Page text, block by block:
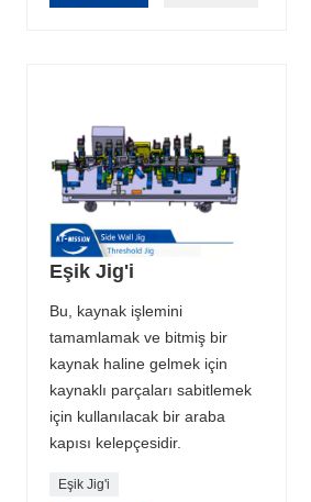
Eşik Jig'i
Bu, kaynak işlemini
tamamlamak ve bitmiş bir
kaynak haline gelmek için
kaynaklı parçaları sabitlemek
için kullanılacak bir araba
kapısı kelepçesidir.
Eşik Jig'i